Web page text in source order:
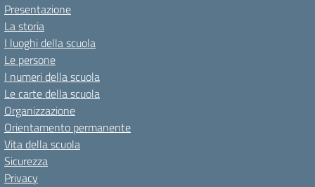
Presentazione
La storia
I luoghi della scuola
Le persone
I numeri della scuola
Le carte della scuola
Organizzazione
Orientamento permanente
Vita della scuola
Sicurezza
Privacy